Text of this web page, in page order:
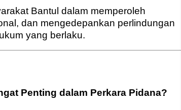
Bantul dalam memperoleh
dan mengedepankan perlindungan
yang berlaku.
Penting dalam Perkara Pidana?